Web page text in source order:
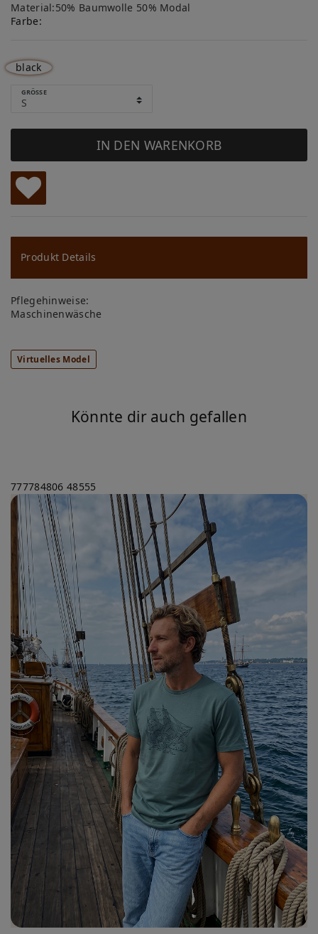
Material:50% Baumwolle 50% Modal
Farbe:
black
GRÖSSE
IN DEN WARENKORB
W
u
ns
ch
lis
te
Produkt Details
Pflegehinweise:
Maschinenwäsche
Virtuelles Model
Könnte dir auch gefallen
777784806 48555